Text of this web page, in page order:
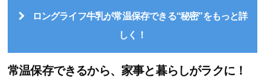
ロングライフ牛乳が常温保存できる“秘密”をもっと詳
しく！
常温保存できるから、家事と暮らしがラクに！